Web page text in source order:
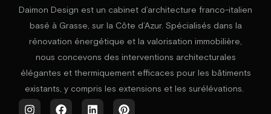
Daimon Design est un cabinet d’architecture franco-italien
basé à Grasse, sur la Côte d’Azur. Spécialisés dans la
rénovation énergétique et la valorisation immobilière,
nous concevons des interventions architecturales
élégantes et thermiquement efficaces pour les bâtiments
existants, y compris les extensions et les surélévations.